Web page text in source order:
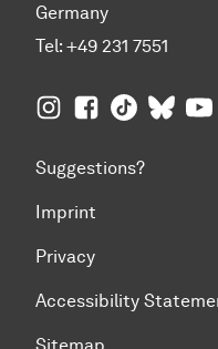
Germany
Tel: +49 231 7551
TU Dortmund
TU Dortmund
TU TU
Suggestions?
Imprint
Privacy
Accessibility